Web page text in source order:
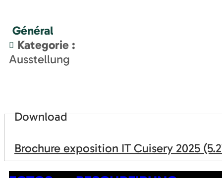
Général
Kategorie :
Ausstellung
Download
Brochure exposition IT Cuisery 2025